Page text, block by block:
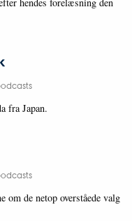
fra Japan.
om de netop overståede valg